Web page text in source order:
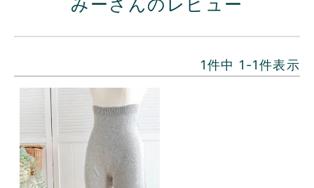
1件中 1 -1件表示